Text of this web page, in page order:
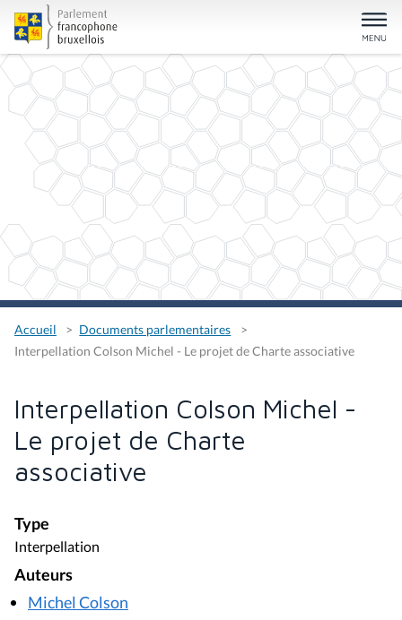
Accueil
Documents parlementaires
Interpellation Colson Michel - Le projet de Charte associative
Interpellation Colson Michel -
Le projet de Charte
associative
Type
Interpellation
Auteurs
Michel Colson